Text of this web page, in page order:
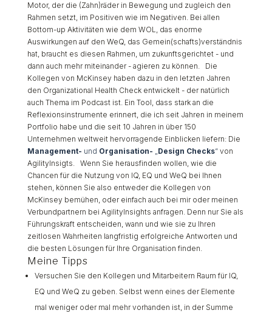
Motor, der die (Zahn)räder in Bewegung und zugleich den
Rahmen setzt, im Positiven wie im Negativen. Bei allen
Bottom-up Aktivitäten wie dem WOL, das enorme
Auswirkungen auf den WeQ, das Gemein(schafts)verständnis
hat, braucht es diesen Rahmen, um zukunftsgerichtet - und
dann auch mehr miteinander - agieren zu können. Die
Kollegen von McKinsey haben dazu in den letzten Jahren
den Organizational Health Check entwickelt - der natürlich
auch Thema im Podcast ist. Ein Tool, dass stark an die
Reflexionsinstrumente erinnert, die ich seit Jahren in meinem
Portfolio habe und die seit 10 Jahren in über 150
Unternehmen weltweit hervorragende Einblicken liefern: Die
Management- und Organisation- „Design Checks“von
AgilityInsigts. Wenn Sie herausfinden wollen, wie die
Chancen für die Nutzung von IQ, EQ und WeQ bei Ihnen
stehen, können Sie also entweder die Kollegen von
McKinsey bemühen, oder einfach auch bei mir oder meinen
Verbundpartnern bei AgilityInsights anfragen. Denn nur Sie als
Führungskraft entscheiden, wann und wie sie zu Ihren
zeitlosen Wahrheiten langfristig erfolgreiche Antworten und
die besten Lösungen für Ihre Organisation finden.
Meine Tipps
Versuchen Sie den Kollegen und Mitarbeitern Raum für IQ,
EQ und WeQ zu geben. Selbst wenn eines der Elemente
mal weniger oder mal mehr vorhanden ist, in der Summe